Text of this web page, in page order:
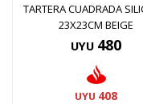
TARTERA CUADRADA
23X23CM BEIGE
UYU 480
UYU 408